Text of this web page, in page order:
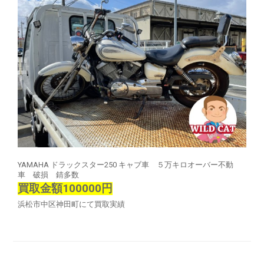
YAMAHA ドラックスター250 キャブ車 ５万キロオーバー不動
車 破損 錆多数
買取金額100000円
浜松市中区神田町にて買取実績